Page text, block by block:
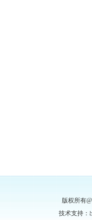
版权所有
技术支持：